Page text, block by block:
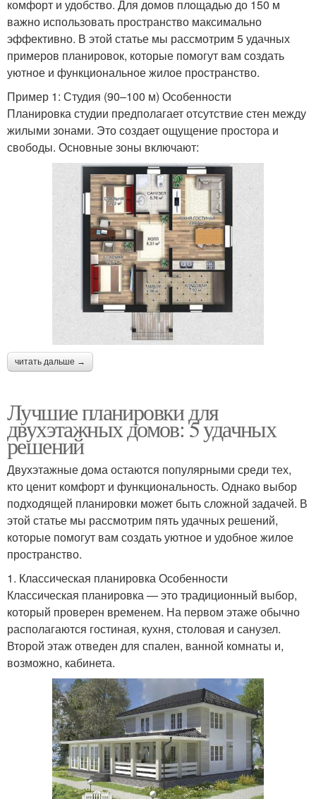
комфорт и удобство. Для домов площадью до 150 м
важно использовать пространство максимально
эффективно. В этой статье мы рассмотрим 5 удачных
примеров планировок, которые помогут вам создать
уютное и функциональное жилое пространство.
Пример 1: Студия (90–100 м) Особенности
Планировка студии предполагает отсутствие стен между
жилыми зонами. Это создает ощущение простора и
свободы. Основные зоны включают:
читать дальше →
Лучшие планировки для
двухэтажных домов: 5 удачных
решений
Двухэтажные дома остаются популярными среди тех,
кто ценит комфорт и функциональность. Однако выбор
подходящей планировки может быть сложной задачей. В
этой статье мы рассмотрим пять удачных решений,
которые помогут вам создать уютное и удобное жилое
пространство.
1. Классическая планировка Особенности
Классическая планировка — это традиционный выбор,
который проверен временем. На первом этаже обычно
располагаются гостиная, кухня, столовая и санузел.
Второй этаж отведен для спален, ванной комнаты и,
возможно, кабинета.